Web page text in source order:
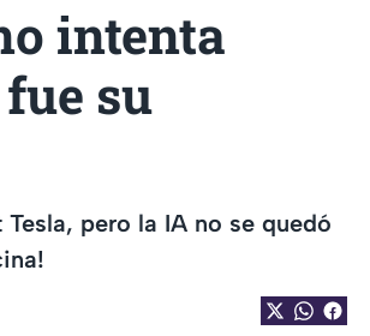
intenta
su
pero la IA no se quedó